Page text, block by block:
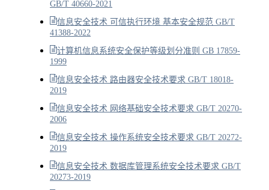
GB/T 40660-2021
信息安全技术 可信执行环境 基本安全规范 GB/T
41388-2022
计算机信息系统安全保护等级划分准则 GB 17859-
1999
信息安全技术 路由器安全技术要求 GB/T 18018-
2019
信息安全技术 网络基础安全技术要求 GB/T 20270-
2006
信息安全技术 操作系统安全技术要求 GB/T 20272-
2019
信息安全技术 数据库管理系统安全技术要求 GB/T
20273-2019